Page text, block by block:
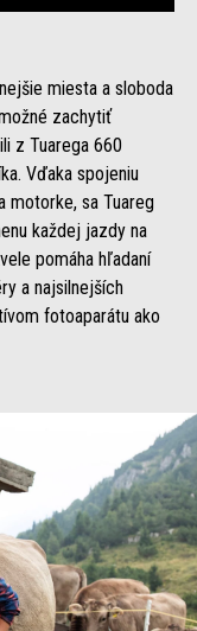
miesta a sloboda
zachytiť
z Tuarega 660
Vďaka spojeniu
motorke, sa Tuareg
každej jazdy na
pomáha hľadaní
a najsilnejších
fotoaparátu ako